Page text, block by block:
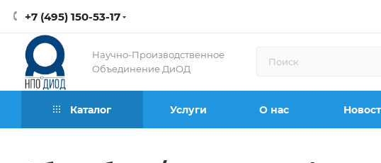
+7 (495) 150-53-17
Научно-Производственное
Объединение ДиОД
Каталог Услуги О нас